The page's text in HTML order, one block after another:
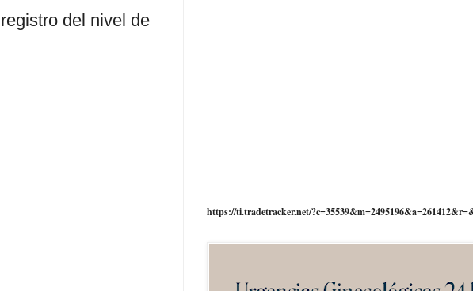
del nivel de
https://ti.tradetracker.net/